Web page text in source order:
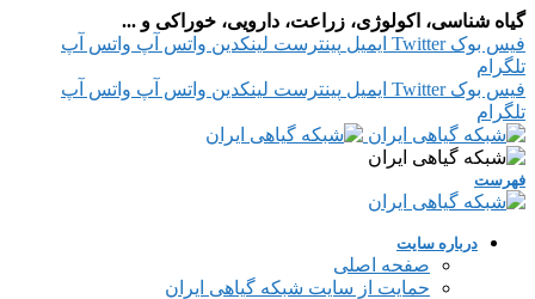
گیاه شناسی، اکولوژی، زراعت، دارویی، خوراکی و ...
فیس بوک Twitter ایمیل پینترست لینکدین واتس آپ واتس آپ
تلگرام
فیس بوک Twitter ایمیل پینترست لینکدین واتس آپ واتس آپ
تلگرام
فهرست
درباره سایت
صفحه اصلی
حمایت از سایت شبکه گیاهی ایران